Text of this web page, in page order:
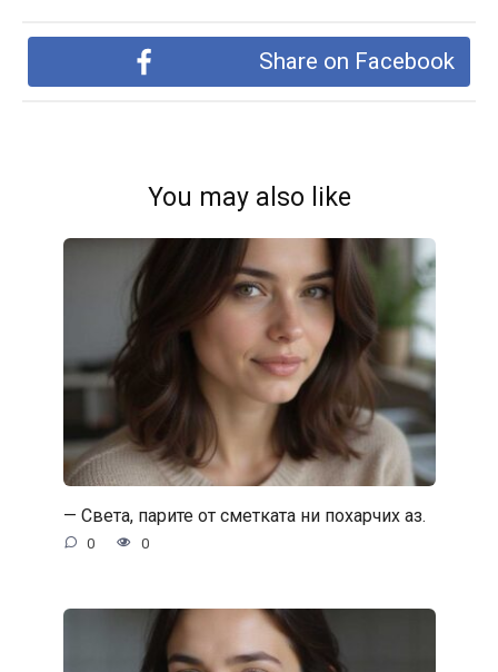
Share on Facebook
You may also like
— Света, парите от сметката ни похарчих аз.
0 0